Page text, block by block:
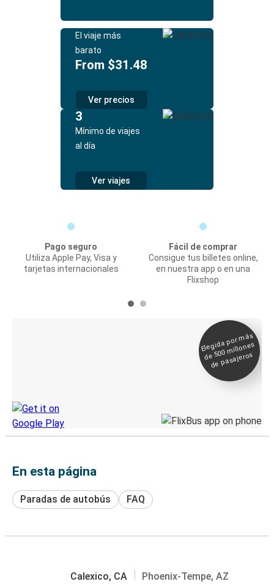
El viaje más
barato
From $31.48
Ver precios
3
Mínimo de viajes
al día
Ver viajes
Pago seguro
Utiliza Apple Pay, Visa y
tarjetas internacionales
Fácil de comprar
Consigue tus billetes online,
en nuestra app o en una
Flixshop
Elegida por
más
de 500
millones
de pasajeros
En esta página
Paradas de autobús FAQ
Calexico, CA Phoenix-Tempe, AZ